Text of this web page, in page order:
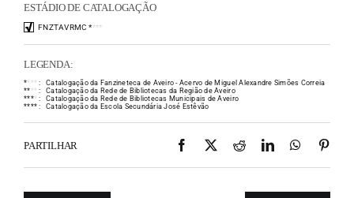
ESTÁDIO DE CATALOGAÇÃO
FNZTAVRMC ****
LEGENDA:
** * * :
Catalogação da Fanzineteca de Aveiro - Acervo de Miguel Alexandre Simões Correia
** * * :
Catalogação da Rede de Bibliotecas da Região de Aveiro
**** :
Catalogação da Rede de Bibliotecas Municipais de Aveiro
**** : Catalogação da Escola Secundária José Estêvão
PARTILHAR Facebook
X RedditLinkedIn